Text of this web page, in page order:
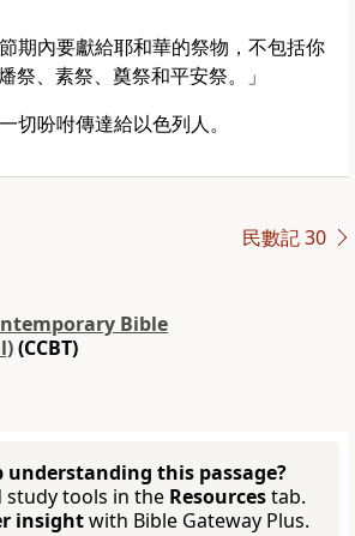
期內要獻給耶和華的祭物，不包括你
祭、素祭、奠祭和平安祭。」
切吩咐傳達給以色列人。
民數記 30
Bible
(CCBT)
understanding this passage?
study tools in the Resourcestab.
insightwith Bible Gateway Plus.